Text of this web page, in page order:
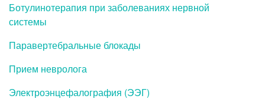
Ботулинотерапия при заболеваниях нервной
системы
Паравертебральные блокады
Прием невролога
Электроэнцефалография (ЭЭГ)